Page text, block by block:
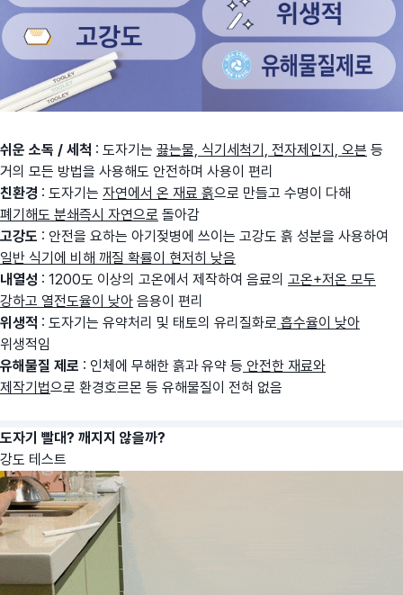
쉬운 소독 / 세척 : 도자기는 끓는물, 식기세척기, 전자제인지, 오븐 등
거의 모든 방법을 사용해도 안전하며 사용이 편리
친환경 : 도자기는 자연에서 온 재료 흙으로 만들고 수명이 다해
폐기해도 분쇄즉시 자연으로 돌아감
고강도 : 안전을 요하는 아기젖병에 쓰이는 고강도 흙 성분을 사용하여
일반 식기에 비해 깨질 확률이 현저히 낮음
내열성 : 1200도 이상의 고온에서 제작하여 음료의 고온+저온 모두
강하고 열전도율이 낮아 음용이 편리
위생적 : 도자기는 유약처리 및 태토의 유리질화로 흡수율이 낮아
위생적임
유해물질 제로 : 인체에 무해한 흙과 유약 등 안전한 재료와
제작기법으로 환경호르몬 등 유해물질이 전혀 없음
도자기 빨대? 깨지지 않을까?
강도 테스트